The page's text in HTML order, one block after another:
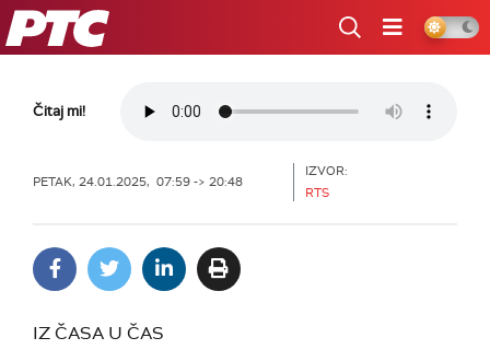
RTS
Čitaj mi!
PETAK, 24.01.2025, 07:59 -> 20:48
IZVOR:
RTS
IZ ČASA U ČAS